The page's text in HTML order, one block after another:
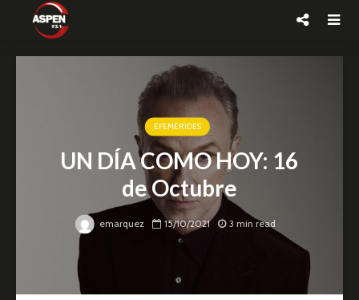
EFEMÉRIDES
UN DÍA COMO HOY: 16
de Octubre
emarquez 15/10/2021 3 min read